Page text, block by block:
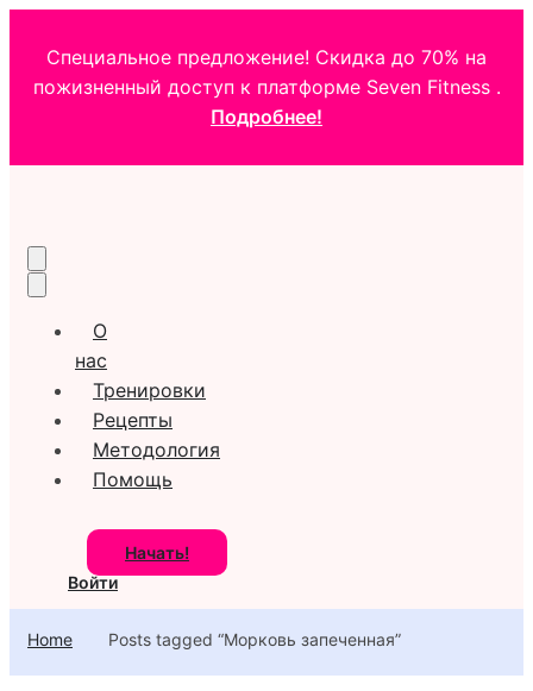
Специальное предложение! Скидка до 70% на
пожизненный доступ к платформе Seven Fitness .
Подробнее!
О
нас
Тренировки
Рецепты
Методология
Помощь
Начать!
Войти
Home Posts tagged “Морковь запеченная”